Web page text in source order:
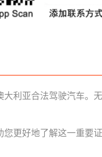
利亚合法驾驶汽车。
更好地了解这一重要证